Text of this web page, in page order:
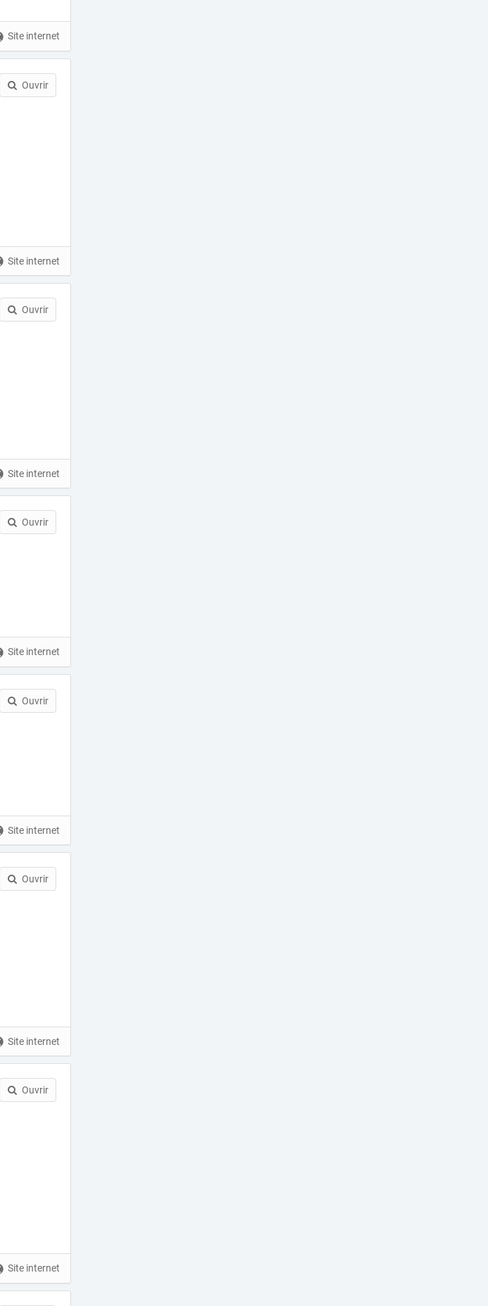
Site internet
Ouvrir
Site internet
Ouvrir
Site internet
Ouvrir
Site internet
Ouvrir
Site internet
Ouvrir
Site internet
Ouvrir
Site internet